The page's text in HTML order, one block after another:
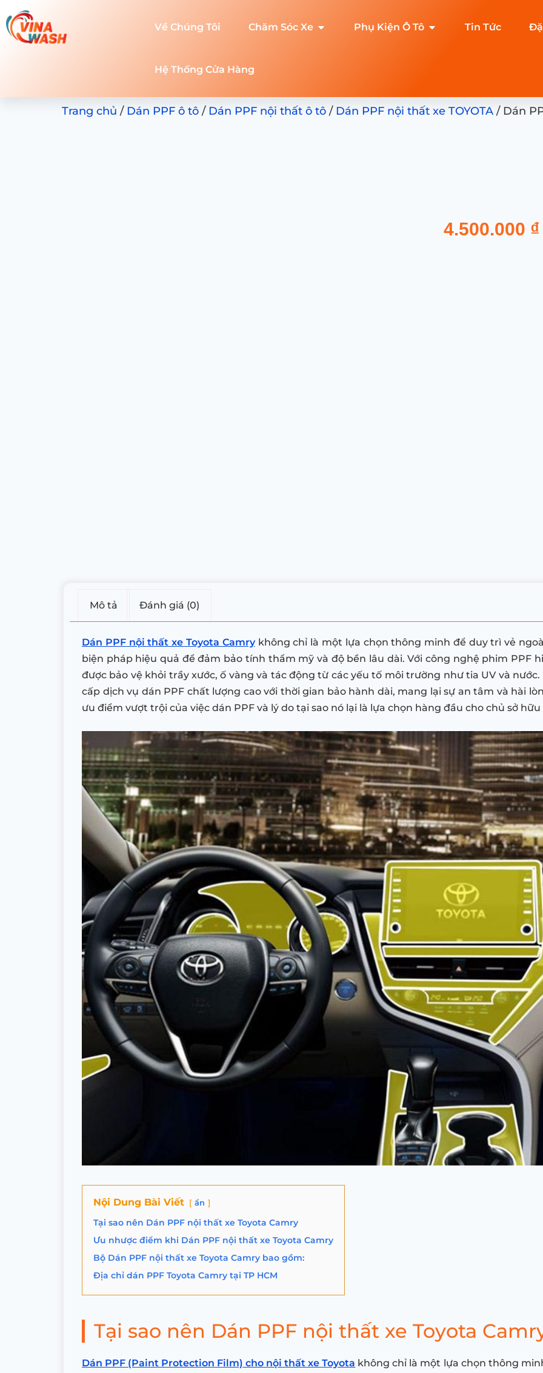
Về Chúng Tôi Chăm Sóc Xe Phụ Kiện Ô Tô Tin Tức
Hệ Thống Cửa Hàng
Trang chủ / Dán PPF ô tô / Dán PPF nội thất ô tô / Dán PPF nội thất xe TOYOTA / Dán
4.500.000 ₫
Mô tả Đánh giá (0)
Dán PPF nội thất xe Toyota Camrykhông chỉ là một lựa chọn thông minh để duy trì vẻ
biện pháp hiệu quả để đảm bảo tính thẩm mỹ và độ bền lâu dài. Với công nghệ phim PPF
được bảo vệ khỏi trầy xước, ố vàng và tác động từ các yếu tố môi trường như tia UV và
cấp dịch vụ dán PPF chất lượng cao với thời gian bảo hành dài, mang lại sự an tâm và hài
ưu điểm vượt trội của việc dán PPF và lý do tại sao nó lại là lựa chọn hàng đầu cho chủ sở hữu
Nội Dung Bài Viết ẩn
Tại sao nên Dán PPF nội thất xe Toyota Camry
Ưu nhược điểm khi Dán PPF nội thất xe Toyota Camry
Bộ Dán PPF nội thất xe Toyota Camry bao gồm:
Địa chỉ dán PPF Toyota Camry tại TP HCM
Tại sao nên Dán PPF nội thất xe Toyota
Dán PPF (Paint Protection Film) cho nội thất xe Toyota không chỉ là một lựa chọn thông